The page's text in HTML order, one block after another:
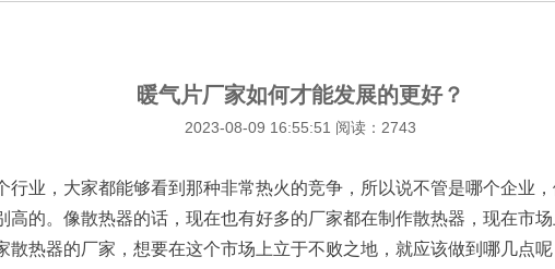
暖气片厂家如何才能发展的更好？
2023-08-09 16:55:51 阅读：2743
业，大家都能够看到那种非常热火的竞争，所以说不管是哪个企业
的。像散热器的话，现在也有好多的厂家都在制作散热器，现在市
热器的厂家，想要在这个市场上立于不败之地，就应该做到哪几点